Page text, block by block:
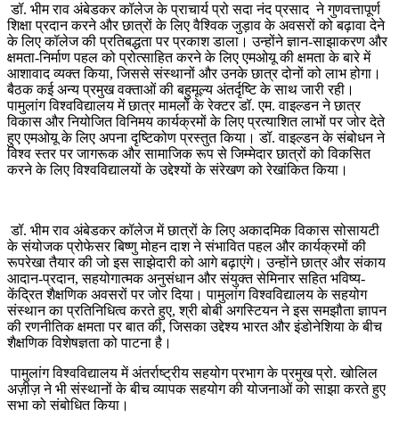
डॉ. भीम राव अंबेडकर कॉलेज के प्राचार्य प्रो सदा नंद प्रसाद ने गुणवत्तापूर्ण
शिक्षा प्रदान करने और छात्रों के लिए वैश्विक जुड़ाव के अवसरों को बढ़ावा देने
के लिए कॉलेज की प्रतिबद्धता पर प्रकाश डाला। उन्होंने ज्ञान-साझाकरण और
क्षमता-निर्माण पहल को प्रोत्साहित करने के लिए एमओयू की क्षमता के बारे में
आशावाद व्यक्त किया, जिससे संस्थानों और उनके छात्र दोनों को लाभ होगा।
बैठक कई अन्य प्रमुख वक्ताओं की बहुमूल्य अंतर्दृष्टि के साथ जारी रही।
पामुलांग विश्वविद्यालय में छात्र मामलों के रेक्टर डॉ. एम. वाइल्डन ने छात्र
विकास और नियोजित विनिमय कार्यक्रमों के लिए प्रत्याशित लाभों पर जोर देते
हुए एमओयू के लिए अपना दृष्टिकोण प्रस्तुत किया। डॉ. वाइल्डन के संबोधन ने
विश्व स्तर पर जागरूक और सामाजिक रूप से जिम्मेदार छात्रों को विकसित
करने के लिए विश्वविद्यालयों के उद्देश्यों के संरेखण को रेखांकित किया।
डॉ. भीम राव अंबेडकर कॉलेज में छात्रों के लिए अकादमिक विकास सोसायटी
के संयोजक प्रोफेसर बिष्णु मोहन दाश ने संभावित पहल और कार्यक्रमों की
रूपरेखा तैयार की जो इस साझेदारी को आगे बढ़ाएंगे। उन्होंने छात्र और संकाय
आदान-प्रदान, सहयोगात्मक अनुसंधान और संयुक्त सेमिनार सहित भविष्य-
केंद्रित शैक्षणिक अवसरों पर जोर दिया। पामुलांग विश्वविद्यालय के सहयोग
संस्थान का प्रतिनिधित्व करते हुए, श्री बोबी अगस्टियन ने इस समझौता ज्ञापन
की रणनीतिक क्षमता पर बात की, जिसका उद्देश्य भारत और इंडोनेशिया के बीच
शैक्षणिक विशेषज्ञता को पाटना है।
पामुलांग विश्वविद्यालय में अंतर्राष्ट्रीय सहयोग प्रभाग के प्रमुख प्रो. खोलिल
अज़ीज़ ने भी संस्थानों के बीच व्यापक सहयोग की योजनाओं को साझा करते हुए
सभा को संबोधित किया।